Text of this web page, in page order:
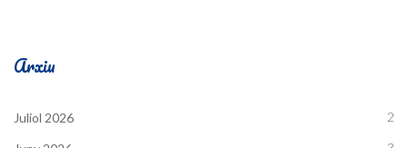
Arxiu
Juliol 2026 2